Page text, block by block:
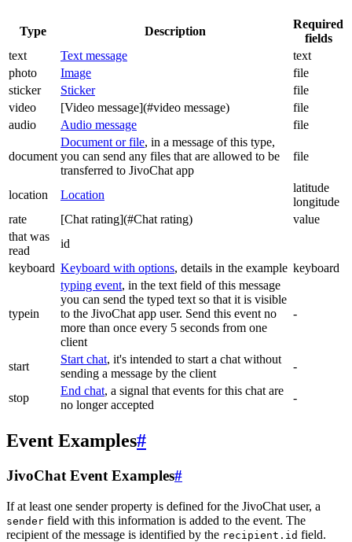
Type Description
Required
fields
text
Text message
text
photo
Image
file
sticker
Sticker
file
video
[Video message](#video message)
file
audio
Audio message file
document
Document or file, in a message of this type,
you can send any files that are allowed to be
transferred to JivoChat app
file
location Location
latitude
longitude
rate
[Chat rating](#Chat rating)
value
that was
read
id
keyboard Keyboard with options, details in the example keyboard
typein
typing event, in the text field of this message
you can send the typed text so that it is visible
to the JivoChat app user. Send this event no
more than once every 5 seconds from one
client
-
start
Start chat, it's intended to start a chat without
sending a message by the client
-
stop
End chat, a signal that events for this chat are
no longer accepted
-
Event Examples#
JivoChat Event Examples#
If at least one sender property is defined for the JivoChat user, a
sender field with this information is added to the event. The
recipient of the message is identified by the recipient.id field.